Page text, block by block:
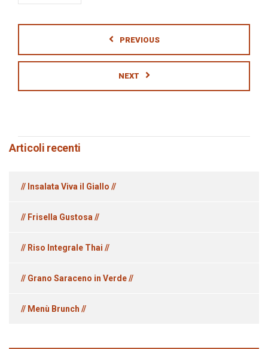
PREVIOUS
NEXT
Articoli recenti
// Insalata Viva il Giallo //
// Frisella Gustosa //
// Riso Integrale Thai //
// Grano Saraceno in Verde //
// Menù Brunch //